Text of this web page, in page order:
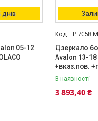
05-12
FP 7058
Дзеркало
Avalon 13-18
+вказ.пов.
В наявності
3 893,40 ₴